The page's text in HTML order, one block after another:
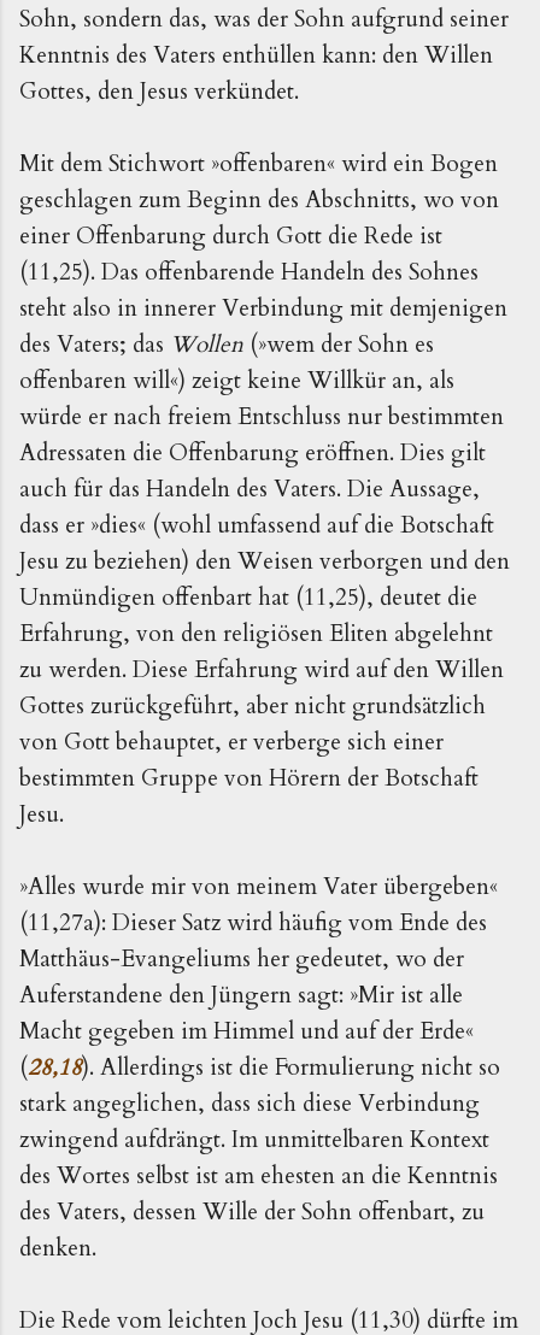
Sohn, sondern das, was der Sohn aufgrund seiner
Kenntnis des Vaters enthüllen kann: den Willen
Gottes, den Jesus verkündet.
Mit dem Stichwort »offenbaren« wird ein Bogen
geschlagen zum Beginn des Abschnitts, wo von
einer Offenbarung durch Gott die Rede ist
(11,25). Das offenbarende Handeln des Sohnes
steht also in innerer Verbindung mit demjenigen
des Vaters; das Wollen (»wem der Sohn es
offenbaren will«) zeigt keine Willkür an, als
würde er nach freiem Entschluss nur bestimmten
Adressaten die Offenbarung eröffnen. Dies gilt
auch für das Handeln des Vaters. Die Aussage,
dass er »dies« (wohl umfassend auf die Botschaft
Jesu zu beziehen) den Weisen verborgen und den
Unmündigen offenbart hat (11,25), deutet die
Erfahrung, von den religiösen Eliten abgelehnt
zu werden. Diese Erfahrung wird auf den Willen
Gottes zurückgeführt, aber nicht grundsätzlich
von Gott behauptet, er verberge sich einer
bestimmten Gruppe von Hörern der Botschaft
Jesu.
»Alles wurde mir von meinem Vater übergeben«
(11,27a): Dieser Satz wird häufig vom Ende des
Matthäus-Evangeliums her gedeutet, wo der
Auferstandene den Jüngern sagt: »Mir ist alle
Macht gegeben im Himmel und auf der Erde«
(28,18). Allerdings ist die Formulierung nicht so
stark angeglichen, dass sich diese Verbindung
zwingend aufdrängt. Im unmittelbaren Kontext
des Wortes selbst ist am ehesten an die Kenntnis
des Vaters, dessen Wille der Sohn offenbart, zu
denken.
Die Rede vom leichten Joch Jesu (11,30) dürfte im